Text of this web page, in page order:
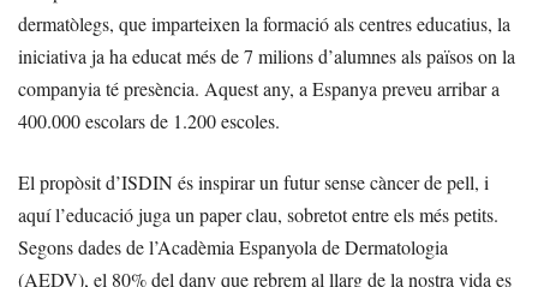
dermatòlegs, que imparteixen la formació als centres educatius, la
iniciativa ja ha educat més de 7 milions d’alumnes als països on la
companyia té presència. Aquest any, a Espanya preveu arribar a
400.000 escolars de 1.200 escoles.
El propòsit d’ISDIN és inspirar un futur sense càncer de pell, i
aquí l’educació juga un paper clau, sobretot entre els més petits.
Segons dades de l’Acadèmia Espanyola de Dermatologia
(AEDV), el 80% del dany que rebrem al llarg de la nostra vida es